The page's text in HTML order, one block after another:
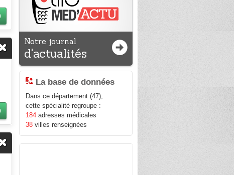
Notre journal
d'actualités
La base de données
Dans ce département (47),
cette spécialité regroupe :
184 adresses médicales
38 villes renseignées